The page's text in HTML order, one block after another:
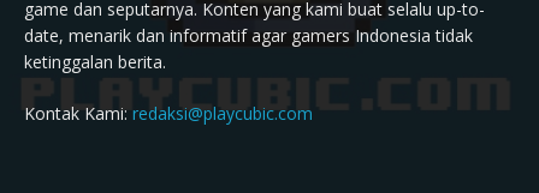
game dan seputarnya. Konten yang kami buat selalu up-to-
date, menarik dan informatif agar gamers Indonesia tidak
ketinggalan berita.
Kontak Kami:redaksi@playcubic.com